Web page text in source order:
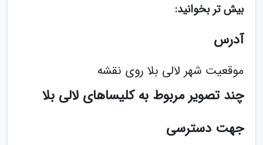
بیش تر بخوانید:
آدرس
موقعیت شهر لالی بلا روی نقشه
چند تصویر مربوط به کلیساهای لالی بلا
جهت دسترسی